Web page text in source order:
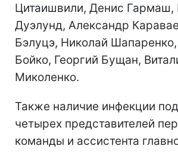
Цитаишвили, Денис Гармаш,
Дуэлунд, Александр
Бэлуцэ, Николай
Бойко, Георгий Бущан,
Миколенко.
Также наличие инфекции
четырех представителей
команды и ассистента